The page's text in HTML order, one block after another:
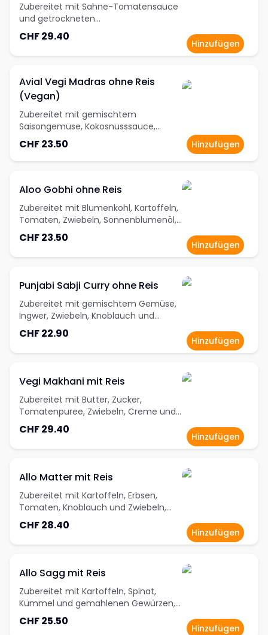
Zubereitet mit Sahne-Tomatensauce
und getrockneten
Bockshornkleeblättern
CHF 29.40
Hinzufügen
Avial Vegi Madras ohne Reis
(Vegan)
Zubereitet mit gemischtem
Saisongemüse, Kokosnusssauce,
Ingwer, Zwiebeln, Knoblauch und
Curry-Gewürzen
CHF 23.50 Hinzufügen
Aloo Gobhi ohne Reis
Zubereitet mit Blumenkohl, Kartoffeln,
Tomaten, Zwiebeln, Sonnenblumenöl,
Knoblauch, Ingwer, Korianderpulver,
Kashmiri Red Chilli-Powder, Garam
Masala und Kurkuma
CHF 23.50
Hinzufügen
Punjabi Sabji Curry ohne Reis
Zubereitet mit gemischtem Gemüse,
Ingwer, Zwiebeln, Knoblauch und
Curry-Gewürzen
CHF 22.90
Hinzufügen
Vegi Makhani mit Reis
Zubereitet mit Butter, Zucker,
Tomatenpuree, Zwiebeln, Creme und
gemischtem Gemüse, dazu Reis
CHF 29.40
Hinzufügen
Allo Matter mit Reis
Zubereitet mit Kartoffeln, Erbsen,
Tomaten, Knoblauch und Zwiebeln,
dazu Reis
CHF 28.40
Hinzufügen
Allo Sagg mit Reis
Zubereitet mit Kartoffeln, Spinat,
Kümmel und gemahlenen Gewürzen,
dazu Reis
CHF 25.50
Hinzufügen